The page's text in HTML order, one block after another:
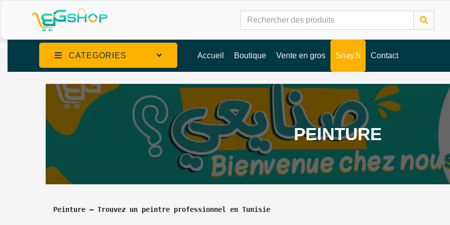
CATEGORIES Accueil Boutique Vente en gros Snay3i Contact
PEINTURE
Peinture – Trouvez un peintre professionnel en Tunisie